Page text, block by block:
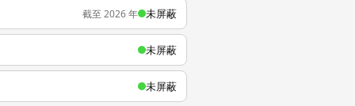
截至 2026 年 未屏蔽
未屏蔽
未屏蔽